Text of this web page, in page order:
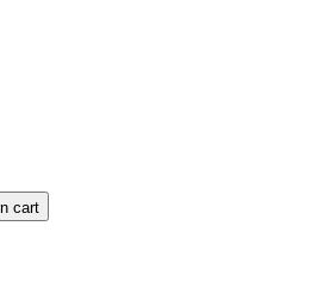
cart